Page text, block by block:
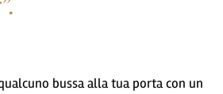
bussa alla tua porta con un